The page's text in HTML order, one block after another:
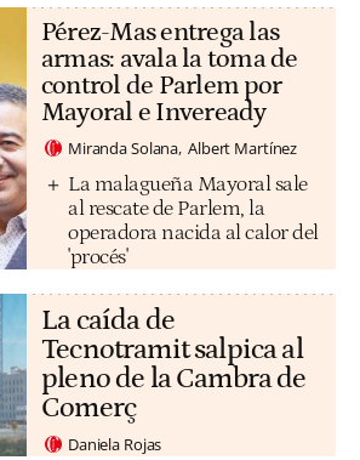
Pérez-Mas entrega las
armas: avala la toma de
control de Parlem por
Mayoral e Inveready
Miranda Solana Albert Martínez
La malagueña Mayoral sale
al rescate de Parlem, la
operadora nacida al calor del
'procés'
La caída de
Tecnotramit salpica al
pleno de la Cambra de
Comerç
Daniela Rojas